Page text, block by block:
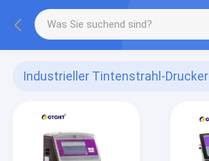
Industrieller Tintenstrahl-Drucker